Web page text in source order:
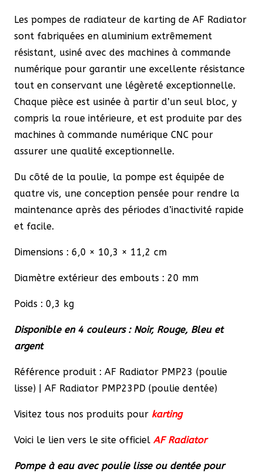
Les pompes de radiateur de karting de AF Radiator
sont fabriquées en aluminium extrêmement
résistant, usiné avec des machines à commande
numérique pour garantir une excellente résistance
tout en conservant une légèreté exceptionnelle.
Chaque pièce est usinée à partir d’un seul bloc, y
compris la roue intérieure, et est produite par des
machines à commande numérique CNC pour
assurer une qualité exceptionnelle.
Du côté de la poulie, la pompe est équipée de
quatre vis, une conception pensée pour rendre la
maintenance après des périodes d’inactivité rapide
et facile.
Dimensions : 6,0 × 10,3 × 11,2 cm
Diamètre extérieur des embouts : 20 mm
Poids : 0,3 kg
Disponible en 4 couleurs : Noir, Rouge, Bleu et
argent
Référence produit : AF Radiator PMP23 (poulie
lisse) | AF Radiator PMP23PD (poulie dentée)
Visitez tous nos produits pour karting
Voici le lien vers le site officiel AF Radiator
Pompe à eau avec poulie lisse ou dentée pour